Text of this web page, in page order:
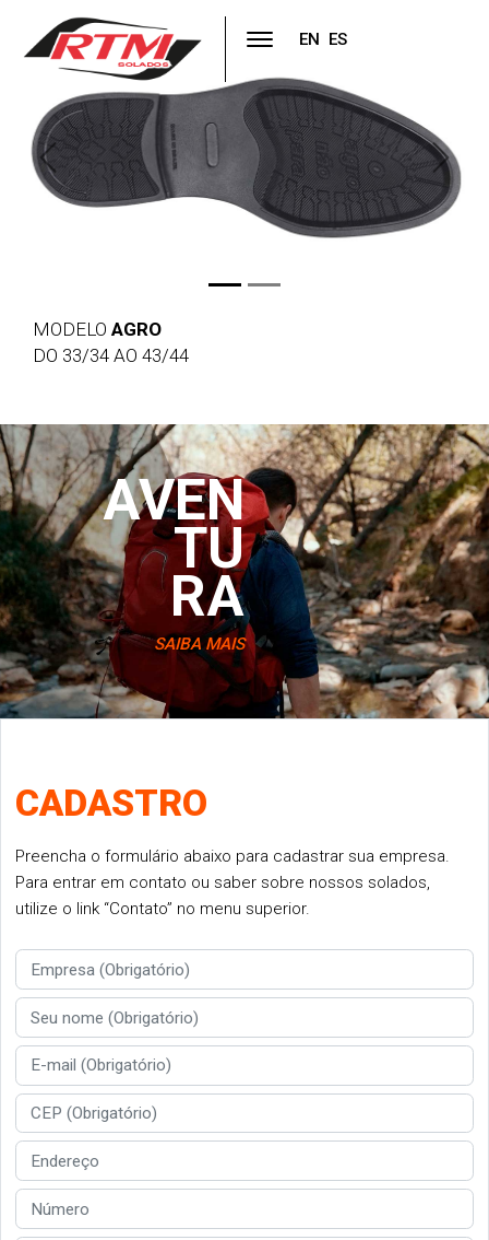
EN ES
Previous Next
MODELO AGRO
DO 33/34 AO 43/44
AVEN
TU
RA
SAIBA MAIS
CADASTRO
Preencha o formulário abaixo para cadastrar sua empresa.
Para entrar em contato ou saber sobre nossos solados,
utilize o link “Contato” no menu superior.